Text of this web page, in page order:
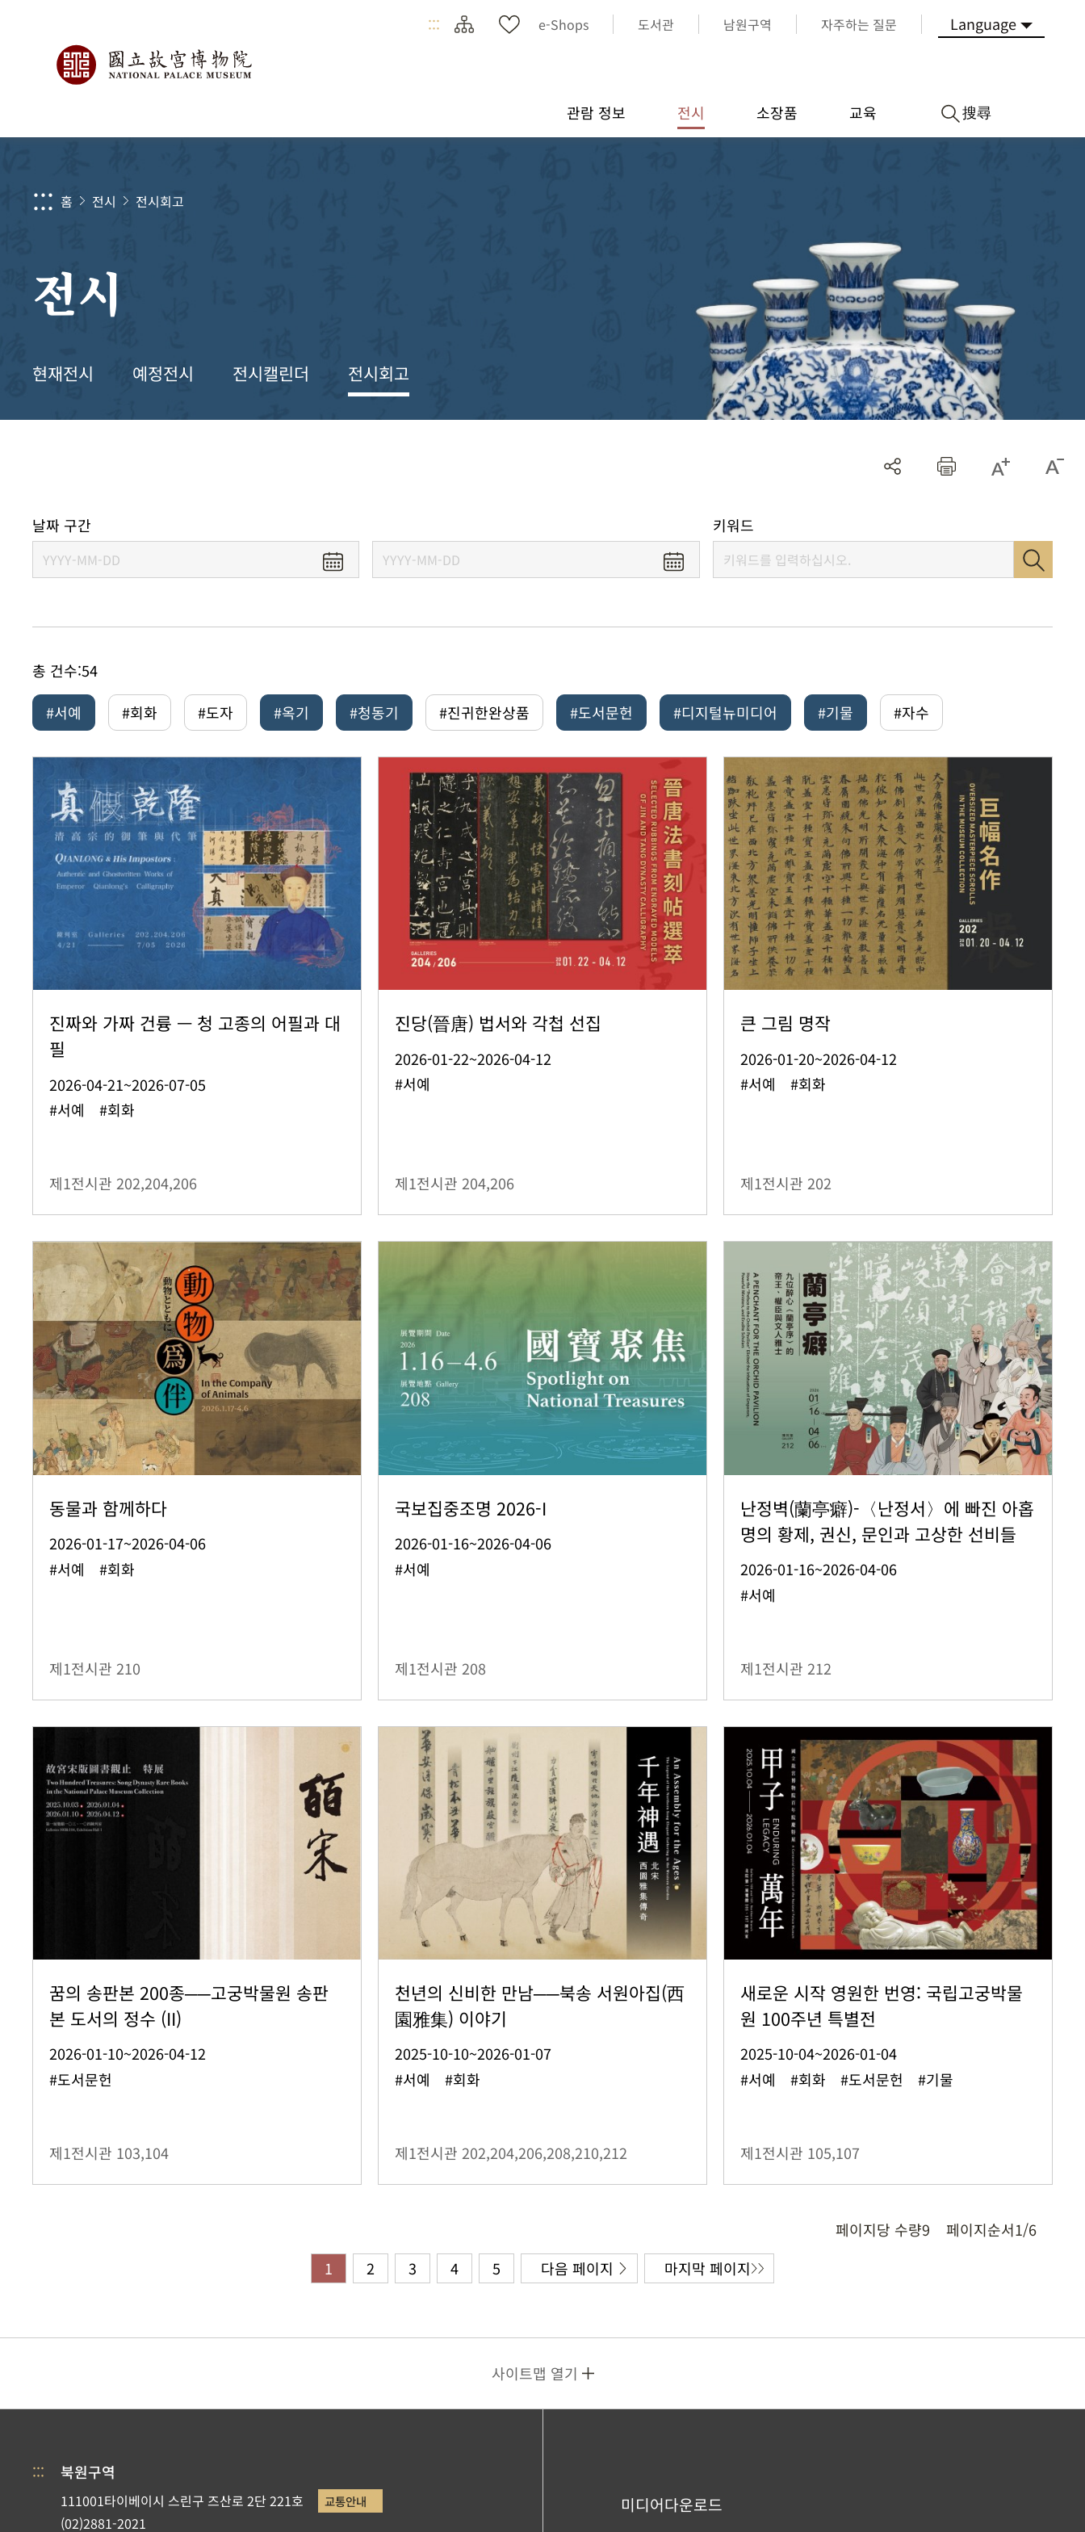
::: e-Shops 도서관 남원구역 자주하는 질문 Language
관람 정보 전시 소장품 교육 搜尋
::: 홈 전시 전시회고
전시
현재전시 예정전시 전시캘린더 전시회고
날짜 구간 키워드
총 건수:54
#서예
#회화 #도자 #옥기 #청동기 #진귀한완상품 #도서문헌 #디지털뉴미디어 #기물 #자수
진짜와 가짜 건륭 — 청 고종의 어필과 대
필
2026-04-21~2026-07-05
#서예 #회화
제1전시관 202,204,206
진당(晉唐) 법서와 각첩 선집
2026-01-22~2026-04-12
#서예
제1전시관 204,206
큰 그림 명작
2026-01-20~2026-04-12
#서예 #회화
제1전시관 202
동물과 함께하다
2026-01-17~2026-04-06
#서예 #회화
제1전시관 210
국보집중조명 2026-I
2026-01-16~2026-04-06
#서예
제1전시관 208
난정벽(蘭亭癖)-〈난정서〉에 빠진 아홉
명의 황제, 권신, 문인과 고상한 선비들
2026-01-16~2026-04-06
#서예
제1전시관 212
꿈의 송판본 200종──고궁박물원 송판
본 도서의 정수 (II)
2026-01-10~2026-04-12
#도서문헌
제1전시관 103,104
천년의 신비한 만남──북송 서원아집(西
園雅集) 이야기
2025-10-10~2026-01-07
#서예 #회화
제1전시관 202,204,206,208,210,212
새로운 시작 영원한 번영: 국립고궁박물
원 100주년 특별전
2025-10-04~2026-01-04
#서예 #회화 #도서문헌 #기물
제1전시관 105,107
페이지당 수량9 페이지순서1/6
1
2 3 4 5 다음 페이지 마지막 페이지
사이트맵 열기
::: 북원구역
111001타이베이시 스린구 즈산로 2단 221호 교통안내
(02)2881-2021
미디어다운로드